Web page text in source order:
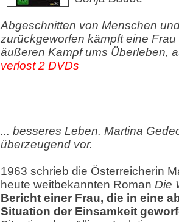
Abgeschnitten von Menschen
zurückgeworfen kämpft eine
äußeren Kampf ums Überleben,
verlost 2 DVDs
... besseres Leben. Martina
überzeugend vor.
1963 schrieb die Österreicherin
heute weitbekannten Roman Die
Bericht einer Frau, die in eine
Situation der Einsamkeit